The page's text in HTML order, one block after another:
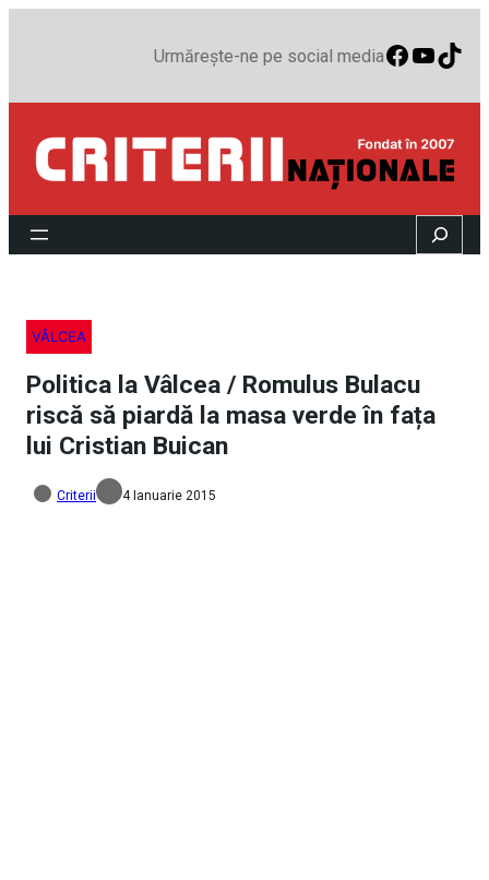
Urmărește-ne pe social media
Search
VÂLCEA
Politica la Vâlcea / Romulus Bulacu
riscă să piardă la masa verde în fața
lui Cristian Buican
Criterii 4 Ianuarie 2015